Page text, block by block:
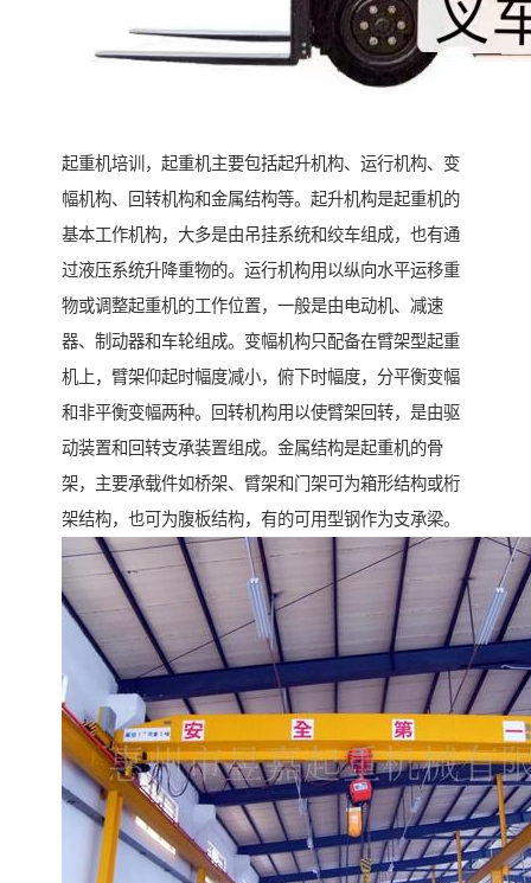
起重机培训，起重机主要包括起升机构、运行机构、变
幅机构、回转机构和金属结构等。起升机构是起重机的
基本工作机构，大多是由吊挂系统和绞车组成，也有通
过液压系统升降重物的。运行机构用以纵向水平运移重
物或调整起重机的工作位置，一般是由电动机、减速
器、制动器和车轮组成。变幅机构只配备在臂架型起重
机上，臂架仰起时幅度减小，俯下时幅度，分平衡变幅
和非平衡变幅两种。回转机构用以使臂架回转，是由驱
动装置和回转支承装置组成。金属结构是起重机的骨
架，主要承载件如桥架、臂架和门架可为箱形结构或桁
架结构，也可为腹板结构，有的可用型钢作为支承梁。